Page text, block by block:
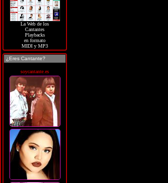
La Web de los
Cantantes
Playbacks
en formato
MIDI y MP3
¿Eres Cantante?
soycantante.es